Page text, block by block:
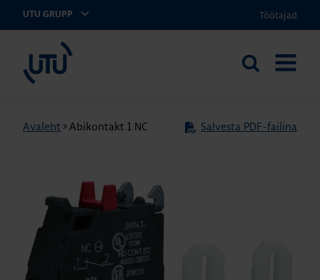
UTU GRUPP Töötajad
Otsi
Avaleht >Abikontakt 1 NC Salvesta PDF-failina